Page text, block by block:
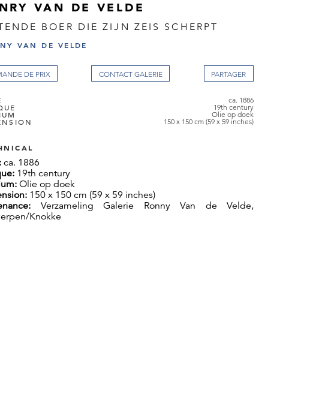
VAN DE VELDE
BOER DIE ZIJN ZEIS SCHERPT
VAN DE VELDE
DE PRIX CONTACT GALERIE
ca. 1886
19th century
Olie op doek
150 x 150 cm (59 x 59 inches)
ca. 1886
19th century
Olie op doek
150 x 150 cm (59 x 59 inches)
Verzameling Galerie Ronny Van de Velde,
Knokke